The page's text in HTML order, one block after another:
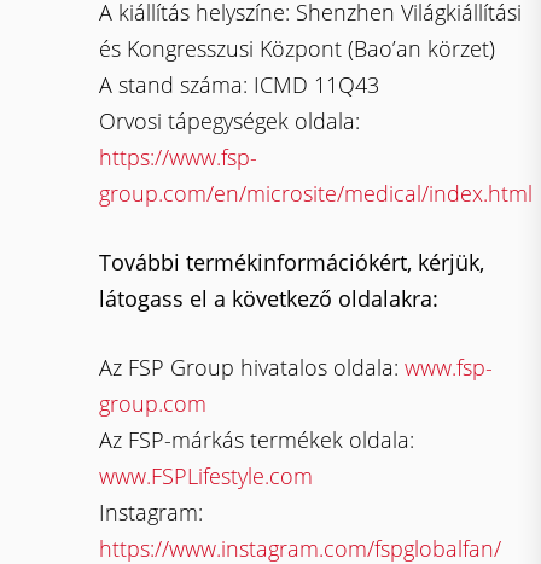
A kiállítás helyszíne: Shenzhen Világkiállítási
és Kongresszusi Központ (Bao’an körzet)
A stand száma: ICMD 11Q43
Orvosi tápegységek oldala:
https://www.fsp-
group.com/en/microsite/medical/index.html
További termékinformációkért, kérjük,
látogass el a következő oldalakra:
Az FSP Group hivatalos oldala:www.fsp-
group.com
Az FSP-márkás termékek oldala:
www.FSPLifestyle.com
Instagram:
https://www.instagram.com/fspglobalfan/